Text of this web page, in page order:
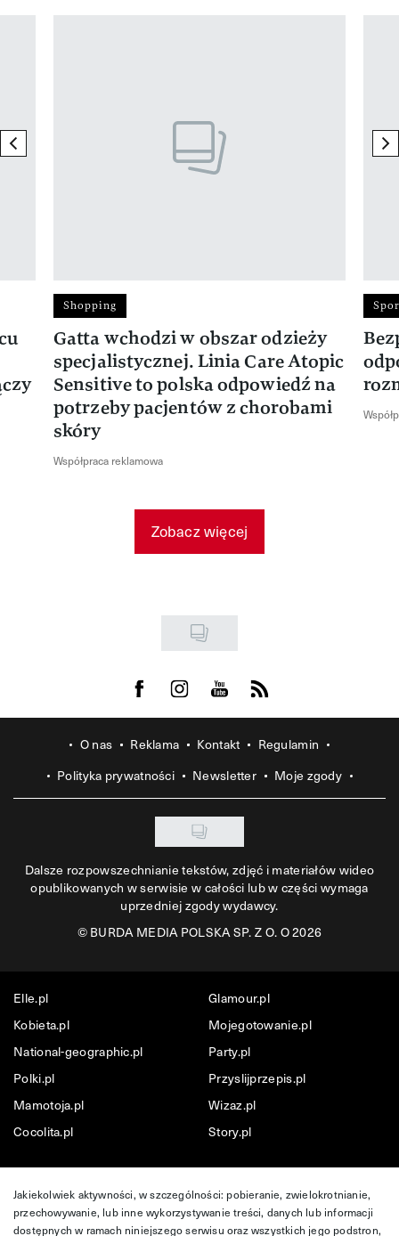
previous element
Shopping
Gatta wchodzi w obszar odzieży
specjalistycznej. Linia Care Atopic
Sensitive to polska odpowiedź na
potrzeby pacjentów z chorobami
skóry
Współpraca reklamowa
Zobacz więcej
Visit us on Facebook
Visit us on Instagram
Visit us on Youtube
Visit us on Rss
O nas Reklama Kontakt
Regulamin
Polityka prywatności
Newsletter Moje zgody
Dalsze rozpowszechnianie tekstów, zdjęć i materiałów wideo
opublikowanych w serwisie w całości lub w części wymaga
uprzedniej zgody wydawcy.
©BURDA MEDIA POLSKA SP. Z O. O 2026
Elle.pl
Glamour.pl
Kobieta.pl
Mojegotowanie.pl
National-geographic.pl
Party.pl
Polki.pl
Przyslijprzepis.pl
Mamotoja.pl
Wizaz.pl
Cocolita.pl
Story.pl
Jakiekolwiek aktywności, w szczególności: pobieranie, zwielokrotnianie,
przechowywanie, lub inne wykorzystywanie treści, danych lub informacji
dostępnych w ramach niniejszego serwisu oraz wszystkich jego podstron,